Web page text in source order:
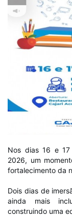
Nos dias 16 e
2026, um
fortalecimento da
Dois dias de
ainda mais
construindo uma